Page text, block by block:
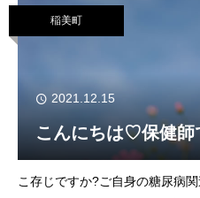
稲美町
2021.12.15
こんにちは♡保健師
こ存じですか?ご自身の糖尿病